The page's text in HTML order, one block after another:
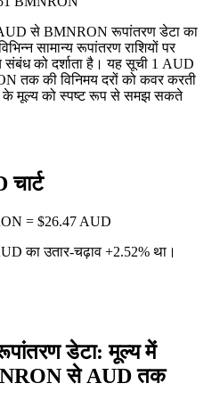
से BMNRON रूपांतरण डेटा का
सामान्य रूपांतरण राशियों पर
को दर्शाता है। यह सूची 1 AUD
तक की विनिमय दरों को कवर करती
मूल्य को स्पष्ट रूप से समझ सकते
= $26.47 AUD
का उतार-चढ़ाव +2.52% था।
डेटा: मूल्य में
से AUD तक